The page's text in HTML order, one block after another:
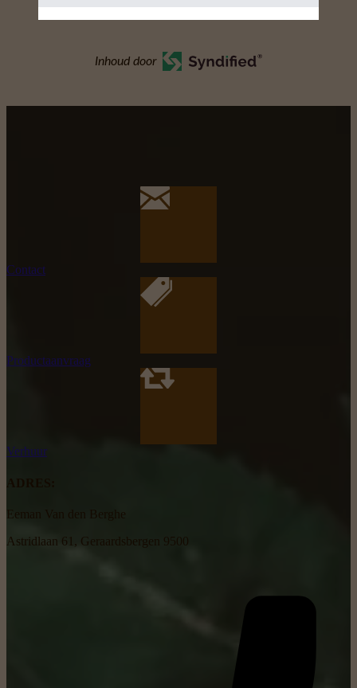
Inhoud door
Contact
Productaanvraag
Verhuur
Astridlaan 61, Geraardsbergen 9500